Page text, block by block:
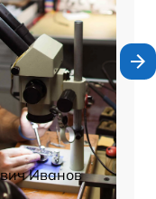
Иванов